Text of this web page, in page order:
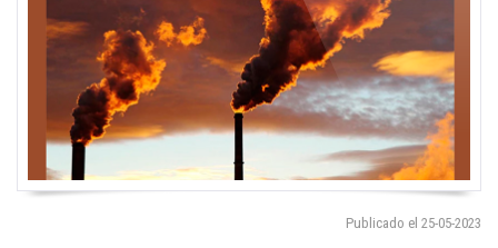
Publicado el 25-05-2023